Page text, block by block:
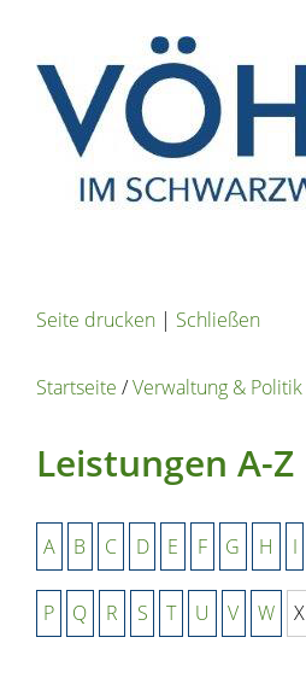
Seite drucken | Schließen
Startseite /Verwaltung & Politik
Leistungen A-Z
A B C D E F G H I
P Q R S T U V W X